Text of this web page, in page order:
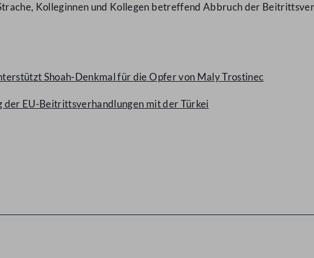
Kolleginnen und Kollegen betreffend Abbruch der
Shoah-Denkmal für die Opfer von Maly Trostinec
EU-Beitrittsverhandlungen mit der Türkei